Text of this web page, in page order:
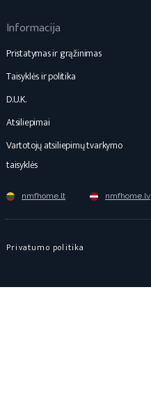
Informacija
Pristatymas ir grąžinimas
Taisyklės ir politika
D.U.K.
Atsiliepimai
Vartotojų atsiliepimų tvarkymo
taisyklės
nmfhome.lt nmfhome.lv
Privatumo politika